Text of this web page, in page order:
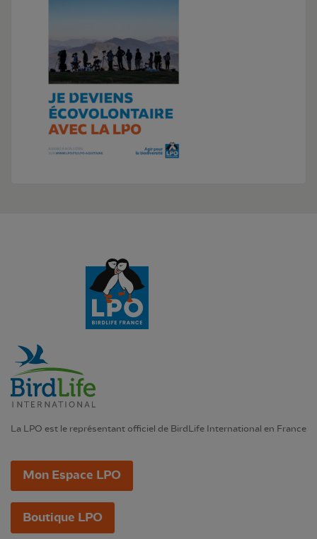
La LPO est le représentant officiel de BirdLife International en France
Mon Espace LPO
Boutique LPO